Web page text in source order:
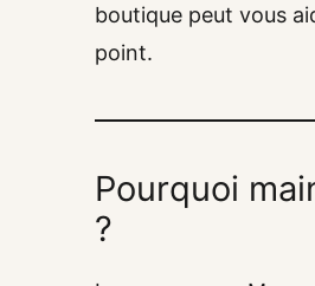
boutique peut vous
point.
Pourquoi
?